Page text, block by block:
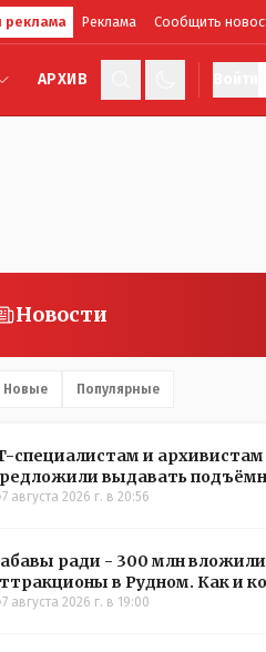
реклама Реклама Сообщить
АРХИВ
Новости
Новые Популярные
специалистам и архивистам
выдавать
на жильё в сёлах
7 августа 2026 г. в 20:56
ради - 300 млн
в Рудном. Как и
7 августа 2026 г. в 19:00